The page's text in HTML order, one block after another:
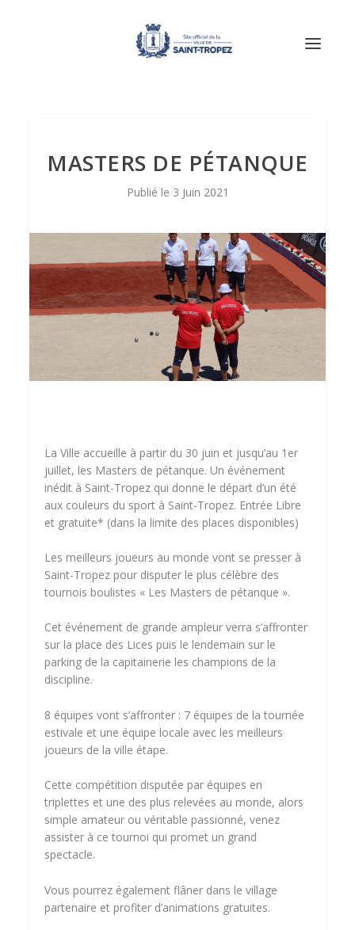
MASTERS DE PÉTANQUE
3 Juin 2021
La Ville accueille à partir du 30 juin et jusqu’au 1er
juillet, les Masters de pétanque. Un événement
inédit à Saint-Tropez qui donne le départ d’un été
aux couleurs du sport à Saint-Tropez. Entrée Libre
et gratuite* (dans la limite des places disponibles)
Les meilleurs joueurs au monde vont se presser à
Saint-Tropez pour disputer le plus célèbre des
tournois boulistes « Les Masters de pétanque ».
Cet événement de grande ampleur verra s’affronter
sur la place des Lices puis le lendemain sur le
parking de la capitainerie les champions de la
discipline.
8 équipes vont s’affronter : 7 équipes de la tournée
estivale et une équipe locale avec les meilleurs
joueurs de la ville étape.
Cette compétition disputée par équipes en
triplettes et une des plus relevées au monde, alors
simple amateur ou véritable passionné, venez
assister à ce tournoi qui promet un grand
spectacle.
Vous pourrez également flâner dans le village
partenaire et profiter d’animations gratuites.